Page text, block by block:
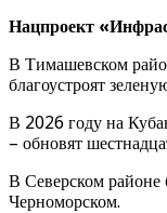
Нацпроект
В Тимашевском
благоустроят
В 2026 году на
– обновят
В Северском районе
Черноморском.